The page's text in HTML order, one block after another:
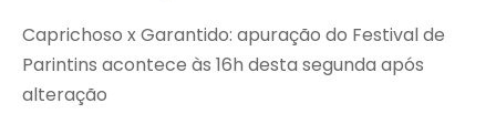
Caprichoso x Garantido: apuração do Festival de
Parintins acontece às 16h desta segunda após
alteração